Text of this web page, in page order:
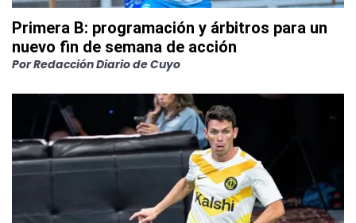
Primera B: programación y árbitros para un
nuevo fin de semana de acción
PorRedacción Diario de Cuyo